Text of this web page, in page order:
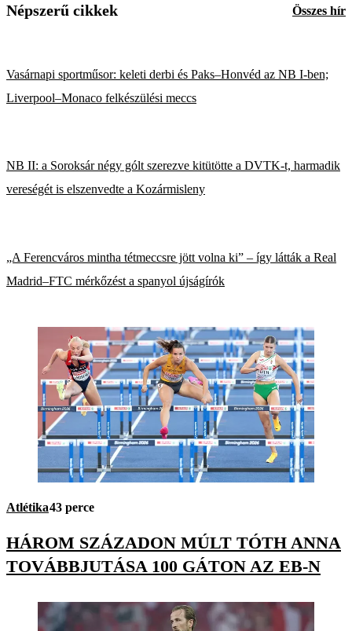
Népszerű cikkek Összes hír
Vasárnapi sportműsor: keleti derbi és Paks–Honvéd az NB I-ben;
Liverpool–Monaco felkészülési meccs
NB II: a Soroksár négy gólt szerezve kitütötte a DVTK-t, harmadik
vereségét is elszenvedte a Kozármisleny
„A Ferencváros mintha tétmeccsre jött volna ki” – így látták a Real
Madrid–FTC mérkőzést a spanyol újságírók
Atlétika43 perce
HÁROM SZÁZADON MÚLT TÓTH ANNA
TOVÁBBJUTÁSA 100 GÁTON AZ EB-N